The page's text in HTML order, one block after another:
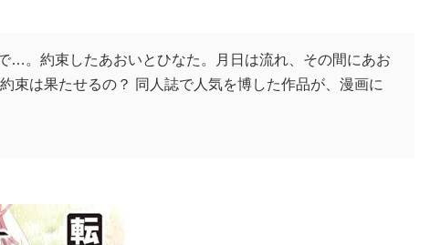
…。約束したあおいとひなた。月日は流れ、その間にあお
束は果たせるの？ 同人誌で人気を博した作品が、漫画に